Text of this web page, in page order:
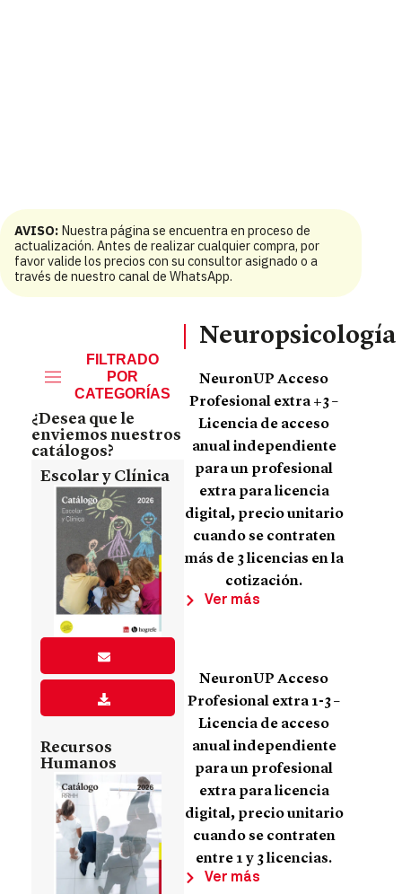
AVISO: Nuestra página se encuentra en proceso de
actualización. Antes de realizar cualquier compra, por
favor valide los precios con su consultor asignado o a
través de nuestro canal de WhatsApp.
FILTRADO
POR
CATEGORÍAS
¿Desea que le
enviemos nuestros
catálogos?
Escolar y Clínica
Recursos
Humanos
Neuropsicología
NeuronUP Acceso
Profesional extra +3 –
Licencia de acceso
anual independiente
para un profesional
extra para licencia
digital, precio unitario
cuando se contraten
más de 3 licencias en la
cotización.
Ver más
NeuronUP Acceso
Profesional extra 1-3 –
Licencia de acceso
anual independiente
para un profesional
extra para licencia
digital, precio unitario
cuando se contraten
entre 1 y 3 licencias.
Ver más